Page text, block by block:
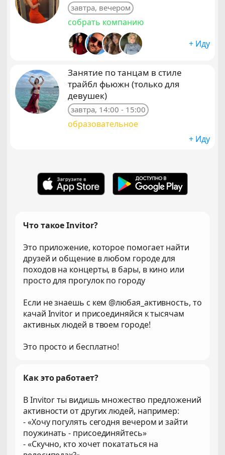
завтра, вечером
собрать компанию
+ Иду
Занятие по танцам в стиле
трайбл фьюжн (только для
девушек)
завтра, 14:00 - 15:00
образовательное
+ Иду
Что такое Invitor?
Это приложение, которое помогает найти
друзей и общение в любом городе для
походов на концерты, в бары, в кино или
просто для прогулок по городу
Если не знаешь с кем @любая_активность, то
качай Invitor и присоединяйся к тысячам
активных людей в твоем городе!
Это просто и бесплатно!
Как это работает?
В Invitor ты видишь множество предложений
активности от других людей, например:
- «Хочу погулять сегодня вечером и зайти
поужинать - присоединяйтесь»
- «Скучно, кто хочет покататься на